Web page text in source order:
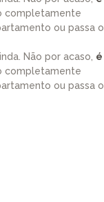
completamente
ou passa o
Não por acaso, é
completamente
ou passa o